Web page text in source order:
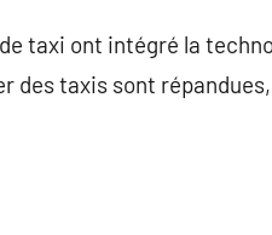
taxi ont intégré la
des taxis sont répandues,